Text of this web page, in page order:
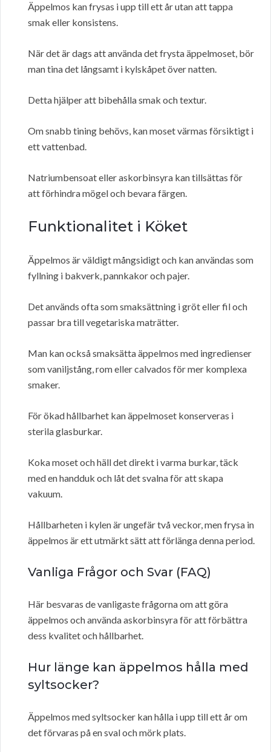
Äppelmos kan frysas i upp till ett år utan att tappa
smak eller konsistens.
När det är dags att använda det frysta äppelmoset, bör
man tina det långsamt i kylskåpet över natten.
Detta hjälper att bibehålla smak och textur.
Om snabb tining behövs, kan moset värmas försiktigt i
ett vattenbad.
Natriumbensoat eller askorbinsyra kan tillsättas för
att förhindra mögel och bevara färgen.
Funktionalitet i Köket
Äppelmos är väldigt mångsidigt och kan användas som
fyllning i bakverk, pannkakor och pajer.
Det används ofta som smaksättning i gröt eller fil och
passar bra till vegetariska maträtter.
Man kan också smaksätta äppelmos med ingredienser
som vaniljstång, rom eller calvados för mer komplexa
smaker.
För ökad hållbarhet kan äppelmoset konserveras i
sterila glasburkar.
Koka moset och häll det direkt i varma burkar, täck
med en handduk och låt det svalna för att skapa
vakuum.
Hållbarheten i kylen är ungefär två veckor, men frysa in
äppelmos är ett utmärkt sätt att förlänga denna period.
Vanliga Frågor och Svar (FAQ)
Här besvaras de vanligaste frågorna om att göra
äppelmos och använda askorbinsyra för att förbättra
dess kvalitet och hållbarhet.
Hur länge kan äppelmos hålla med
syltsocker?
Äppelmos med syltsocker kan hålla i upp till ett år om
det förvaras på en sval och mörk plats.